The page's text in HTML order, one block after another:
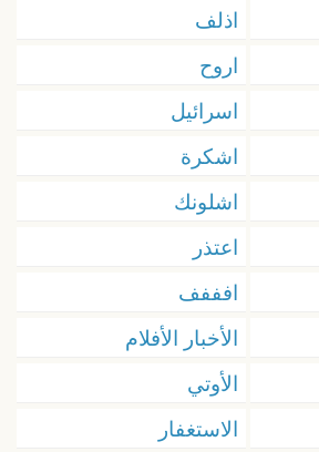
اذلف
اروح
اسرائيل
اشكرة
اشلونك
اعتذر
افففف
الأخبار الأفلام
الأوتي
الاستغفار